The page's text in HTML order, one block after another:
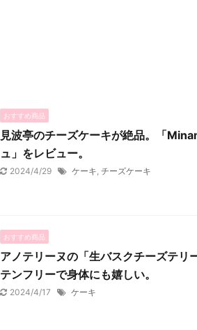
おすすめ商品
見波亭のチーズケーキが絶品。「
ュ」をレビュー。
2024/4/29 ケーキ, チーズケーキ
おすすめ商品
アノテリーヌの「生バスクチーズテリ
テンフリーで身体にも嬉しい。
2024/4/17 ケーキ